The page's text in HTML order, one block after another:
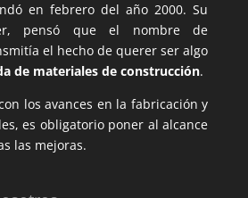
en febrero del año 2000. Su
pensó que el nombre de
el hecho de querer ser algo
de materiales de construcción.
los avances en la fabricación y
es obligatorio poner al alcance
las mejoras.